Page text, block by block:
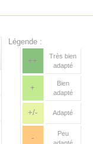
Légende :
++
Très bien
adapté
+
Bien
adapté
+/- Adapté
-
Peu